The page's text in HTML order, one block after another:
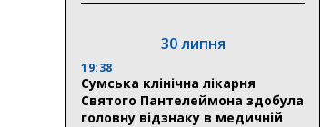
30 липня
19:38
Сумська клінічна лікарня
Святого Пантелеймона здобула
головну відзнаку в медичній